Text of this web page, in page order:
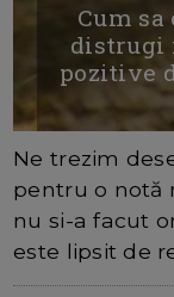
Cum
distrugi
pozitive
Ne trezim
pentru o notă
nu si-a facut
este lipsit de